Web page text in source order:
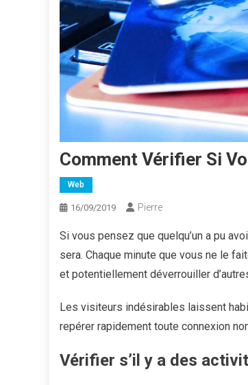
Comment Vérifier Si
Web
16/09/2019 Pierre
Si vous pensez que quelqu’un a pu
sera. Chaque minute que vous ne le
et potentiellement déverrouiller
Les visiteurs indésirables laissent
repérer rapidement toute connexion
Vérifier s’il y a des